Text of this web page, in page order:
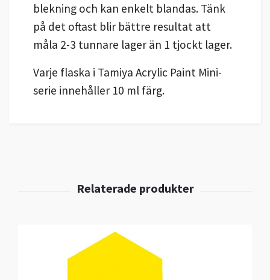
blekning och kan enkelt blandas. Tänk
på det oftast blir bättre resultat att
måla 2-3 tunnare lager än 1 tjockt lager.
Varje flaska i Tamiya Acrylic Paint Mini-
serie innehåller 10 ml färg.